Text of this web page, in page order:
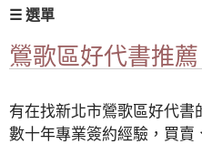
☰ 選單
鶯歌區好代書推薦
有在找新北市鶯歌區好代
數十年專業簽約經驗，買